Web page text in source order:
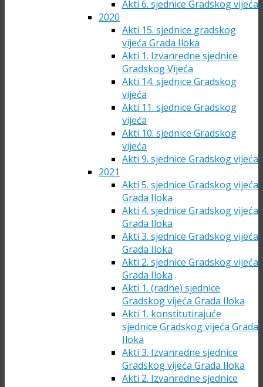
Akti 6. sjednice Gradskog vijeća
2020
Akti 15. sjednice gradskog
vijeća Grada Iloka
Akti 1. Izvanredne sjednice
Gradskog Vijeća
Akti 14. sjednice Gradskog
vijeća
Akti 11. sjednice Gradskog
vijeća
Akti 10. sjednice Gradskog
vijeća
Akti 9. sjednice Gradskog vijeća
2021
Akti 5. sjednice Gradskog vijeća
Grada Iloka
Akti 4. sjednice Gradskog vijeća
Grada Iloka
Akti 3. sjednice Gradskog vijeća
Grada Iloka
Akti 2. sjednice Gradskog vijeća
Grada Iloka
Akti 1. (radne) sjednice
Gradskog vijeća Grada Iloka
Akti 1. konstitutirajuće
sjednice Gradskog vijeća Grada
Iloka
Akti 3. Izvanredne sjednice
Gradskog vijeća Grada Iloka
Akti 2. Izvanredne sjednice